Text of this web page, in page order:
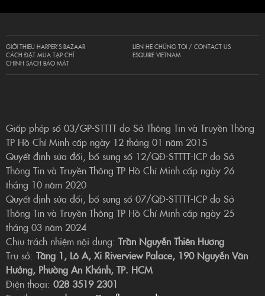
GIỚI THIỆU HARPER’S BAZAAR
CÁCH ĐẶT MUA TẠP CHÍ
CHÍNH SÁCH BẢO MẬT
LIÊN HỆ CHÚNG TÔI / CONTACT US
ESQUIRE VIETNAM
Giấp phép số 03/GP-STTTT do Sở Thông Tin và Truyền Thông
TP Hồ Chí Minh cấp ngày 12 tháng 01 năm 2015
Quyết định sửa đổi, bổ sung số 12/QĐ-STTTT-ICP do Sở
Thông Tin và Truyền Thông TP Hồ Chí Minh cấp ngày 26
tháng 10 năm 2020
Quyết định sửa đổi, bổ sung số 07/QĐ-STTTT-ICP do Sở
Thông Tin và Truyền Thông TP Hồ Chí Minh cấp ngày 25
tháng 03 năm 2024
Chịu trách nhiệm nội dung: Trần Nguyễn Thiên Hương
Trụ sở: Tầng 1, Lô A, Xi Riverview Palace, 190 Nguyễn Văn
Hưởng, Phường An Khánh, TP. HCM
Điện thoại: 028 3519 2301